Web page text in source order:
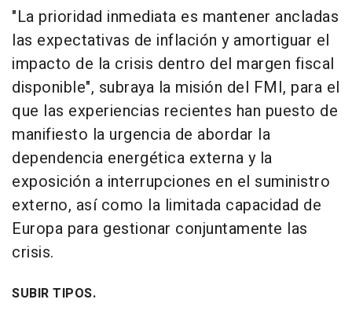
"La prioridad inmediata es mantener ancladas
las expectativas de inflación y amortiguar el
impacto de la crisis dentro del margen fiscal
disponible", subraya la misión del FMI, para el
que las experiencias recientes han puesto de
manifiesto la urgencia de abordar la
dependencia energética externa y la
exposición a interrupciones en el suministro
externo, así como la limitada capacidad de
Europa para gestionar conjuntamente las
crisis.
SUBIR TIPOS.